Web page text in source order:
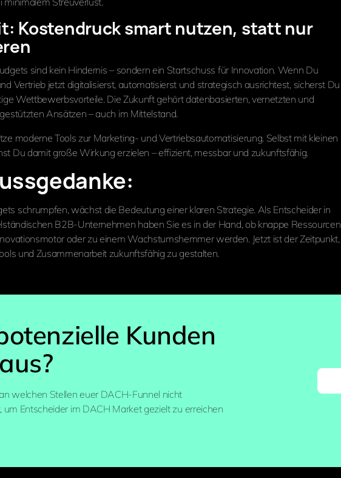
Kostendruck smart nutzen, statt nur
sind kein Hindernis – sondern ein Startschuss für Innovation. Wenn Du
Vertrieb jetzt digitalisierst, automatisierst und strategisch ausrichtest, sicherst Du
Wettbewerbsvorteile. Die Zukunft gehört datenbasierten, vernetzten und
Ansätzen – auch im Mittelstand.
moderne Tools zur Marketing- und Vertriebsautomatisierung. Selbst mit kleinen
Du damit große Wirkung erzielen – effizient, messbar und zukunftsfähig.
schrumpfen, wächst die Bedeutung einer klaren Strategie. Als Entscheider in
B2B-Unternehmen haben Sie es in der Hand, ob knappe Ressourcen
oder zu einem Wachstumshemmer werden. Jetzt ist der Zeitpunkt,
und Zusammenarbeit zukunftsfähig zu gestalten.
Kunden
welchen Stellen euer DACH-Funnel nicht
Entscheider im DACH Market gezielt zu erreichen